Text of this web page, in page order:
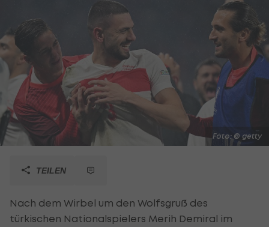
Foto: © getty
TEILEN
Nach dem Wirbel um den Wolfsgruß des
türkischen Nationalspielers Merih Demiral im